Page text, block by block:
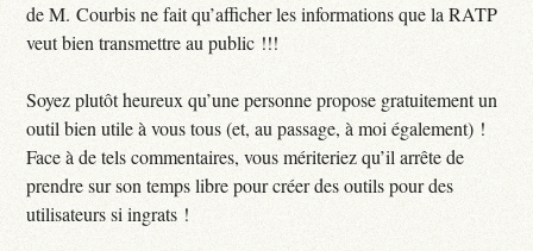
de M. Courbis ne fait qu’afficher les informations que la RATP
veut bien transmettre au public !!!
Soyez plutôt heureux qu’une personne propose gratuitement un
outil bien utile à vous tous (et, au passage, à moi également) !
Face à de tels commentaires, vous mériteriez qu’il arrête de
prendre sur son temps libre pour créer des outils pour des
utilisateurs si ingrats !